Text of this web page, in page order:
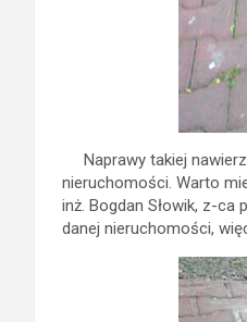
Naprawy takiej
nieruchomości. Warto
inż. Bogdan Słowik, z-ca
danej nieruchomości,